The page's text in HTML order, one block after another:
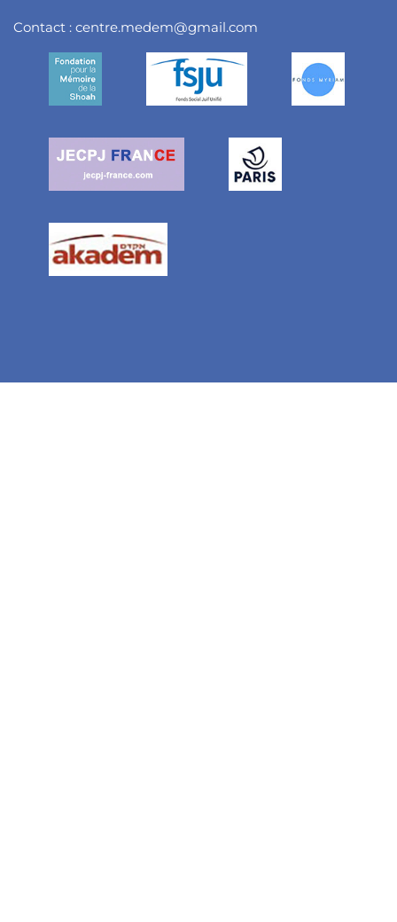
Contact : centre.medem@gmail.com